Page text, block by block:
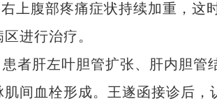
上腹部疼痛症状持续加重，
进行治疗。
肝左叶胆管扩张、肝内胆管
肌间血栓形成。王遂函接诊后